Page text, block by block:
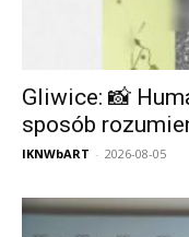
Gliwice: 📸
sposób
IKNWbART - 2026-08-05